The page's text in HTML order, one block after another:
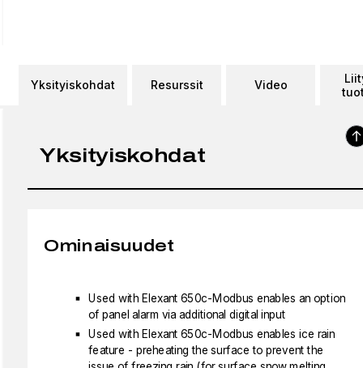
Yksityiskohdat Resurssit Video
Yksityiskohdat
Ominaisuudet
Used with Elexant 650c-Modbus enables an option
of panel alarm via additional digital input
Used with Elexant 650c-Modbus enables ice rain
feature - preheating the surface to prevent the